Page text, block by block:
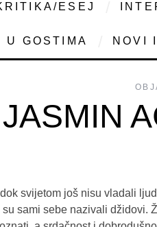
ESEJ
U GOSTIMA NOVI
JASMIN
svijetom još nisu vladali
sami sebe nazivali džidovi.